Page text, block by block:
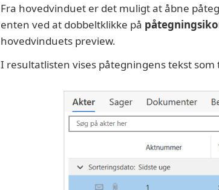
Fra hovedvinduet er det muligt at åbne
enten ved at dobbeltklikke på
hovedvinduets preview.
I resultatlisten vises påtegningens tekst